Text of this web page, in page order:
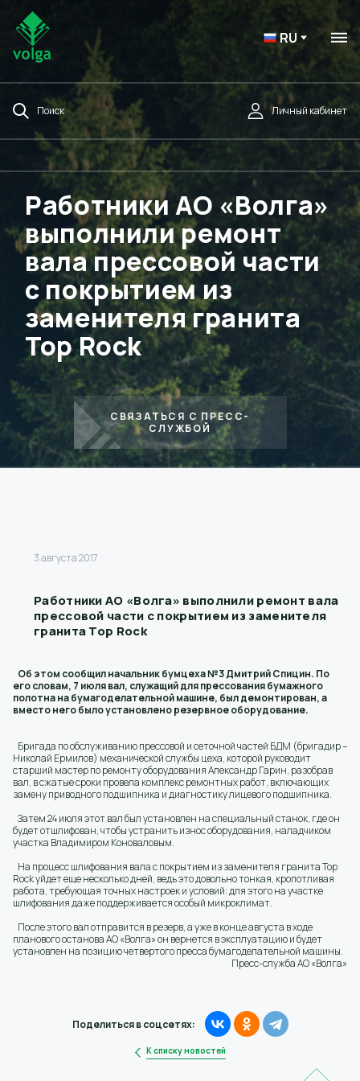
RU
Поиск Личный кабинет
Работники АО «Волга»
выполнили ремонт
вала прессовой части
с покрытием из
заменителя гранита
Top Rock
СВЯЗАТЬСЯ С ПРЕСС-
СЛУЖБОЙ
3 августа 2017
Работники АО «Волга» выполнили ремонт вала
прессовой части с покрытием из заменителя
гранита Top Rock
Об этом сообщил начальник бумцеха №3 Дмитрий Спицин. По
его словам, 7 июля вал, служащий для прессования бумажного
полотна на бумагоделательной машине, был демонтирован, а
вместо него было установлено резервное оборудование.
Бригада по обслуживанию прессовой и сеточной частей БДМ (бригадир –
Николай Ермилов) механической службы цеха, которой руководит
старший мастер по ремонту оборудования Александр Гарин, разобрав
вал, в сжатые сроки провела комплекс ремонтных работ, включающих
замену приводного подшипника и диагностику лицевого подшипника.
Затем 24 июля этот вал был установлен на специальный станок, где он
будет отшлифован, чтобы устранить износ оборудования, наладчиком
участка Владимиром Коноваловым.
На процесс шлифования вала с покрытием из заменителя гранита Top
Rock уйдет еще несколько дней, ведь это довольно тонкая, кропотливая
работа, требующая точных настроек и условий: для этого на участке
шлифования даже поддерживается особый микроклимат.
После этого вал отправится в резерв, а уже в конце августа в ходе
планового останова АО «Волга» он вернется в эксплуатацию и будет
установлен на позицию четвертого пресса бумагоделательной машины.
Пресс-служба АО «Волга»
К списку новостей
Поделиться в соцсетях: